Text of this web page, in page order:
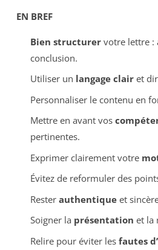
EN BREF
Bien structurervotre lettre :
conclusion.
Utiliser un langage clairet
Personnaliser le contenu en
Mettre en avant vos
pertinentes.
Exprimer clairement votre
Évitez de reformuler des
Rester authentiqueet
Soigner la présentation et la
Relire pour éviter les fautes